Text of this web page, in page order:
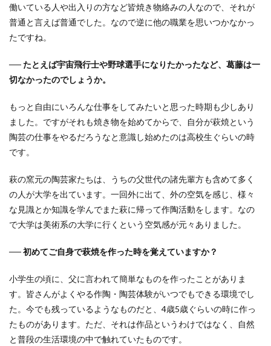
頑張
るよ
り、
仲間
5
普段
たく
さん
使っ
ても
る焼
とし
て
6
挑戦
をし
る父
中を
みて
6.0.1
さんの
作品の
働いている人や出入りの方など皆焼き物絡みの人なので、それが
普通と言えば普通でした。なので逆に他の職業を思いつかなかっ
たですね。
── たとえば宇宙飛行士や野球選手になりたかったなど、葛藤は一
切なかったのでしょうか。
もっと自由にいろんな仕事をしてみたいと思った時期も少しあり
ました。ですがそれも焼き物を始めてからで、自分が萩焼という
陶芸の仕事をやるだろうなと意識し始めたのは高校生ぐらいの時
です。
萩の窯元の陶芸家たちは、うちの父世代の諸先輩方も含めて多く
の人が大学を出ています。一回外に出て、外の空気を感じ、様々
な見識とか知識を学んでまた萩に帰って作陶活動をします。なの
で大学は美術系の大学に行くという空気感が元々ありました。
── 初めてご自身で萩焼を作った時を覚えていますか？
小学生の頃に、父に言われて簡単なものを作ったことがありま
す。皆さんがよくやる作陶・陶芸体験がいつでもできる環境でし
た。今でも残っているようなものだと、4歳5歳ぐらいの時に作っ
たものがあります。ただ、それは作品というわけではなく、自然
と普段の生活環境の中で触れていたものです。